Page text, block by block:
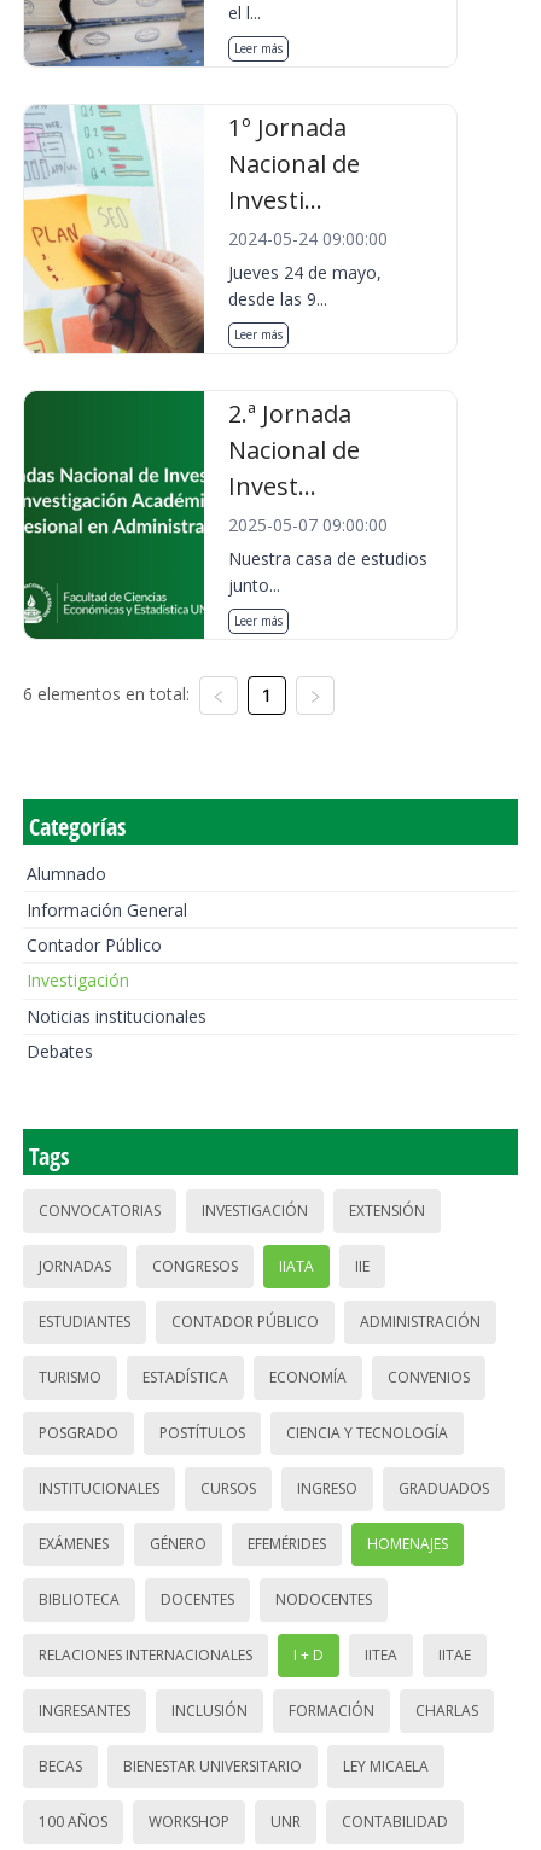
el l...
Leer más
1º Jornada
Nacional de
Investi...
2024-05-24 09:00:00
Jueves 24 de mayo,
desde las 9...
Leer más
2.ª Jornada
Nacional de
Invest...
2025-05-07 09:00:00
Nuestra casa de estudios
junto...
Leer más
6 elementos en total: 1
Categorías
Alumnado
Información General
Contador Público
Investigación
Noticias institucionales
Debates
Tags
CONVOCATORIAS INVESTIGACIÓN EXTENSIÓN
JORNADAS CONGRESOS IIATA IIE
ESTUDIANTES CONTADOR PÚBLICO ADMINISTRACIÓN
TURISMO ESTADÍSTICA ECONOMÍA CONVENIOS
POSGRADO POSTÍTULOS CIENCIA Y TECNOLOGÍA
INSTITUCIONALES CURSOS INGRESO GRADUADOS
EXÁMENES GÉNERO EFEMÉRIDES HOMENAJES
BIBLIOTECA DOCENTES NODOCENTES
RELACIONES INTERNACIONALES I + D IITEA IITAE
INGRESANTES INCLUSIÓN FORMACIÓN CHARLAS
BECAS BIENESTAR UNIVERSITARIO LEY MICAELA
100 AÑOS WORKSHOP UNR CONTABILIDAD